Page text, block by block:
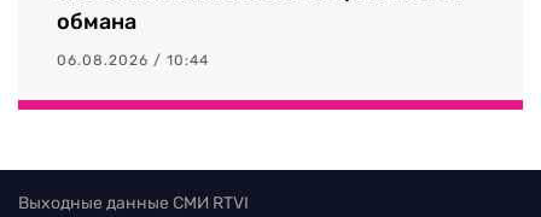
обмана
06.08.2026 / 10:44
Выходные данные СМИ RTVI